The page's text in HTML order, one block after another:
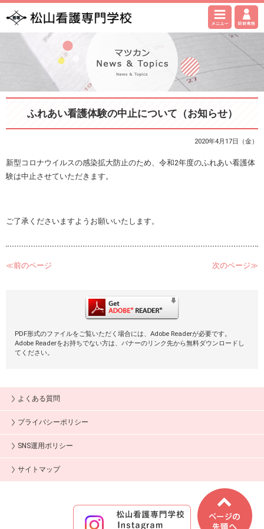
ふれあい看護体験の中止について（お知らせ）
2020年4月17日（金）
新型コロナウイルスの感染拡大防止のため、令和2年度のふれあい看護体
験は中止させていただきます。
ご了承くださいますようお願いいたします。
≪前のページ 次のページ≫
PDF形式のファイルをご覧いただく場合には、Adobe Readerが必要です。
Adobe Readerをお持ちでない方は、バナーのリンク先から無料ダウンロードし
てください。
よくある質問
プライバシーポリシー
SNS運用ポリシー
サイトマップ